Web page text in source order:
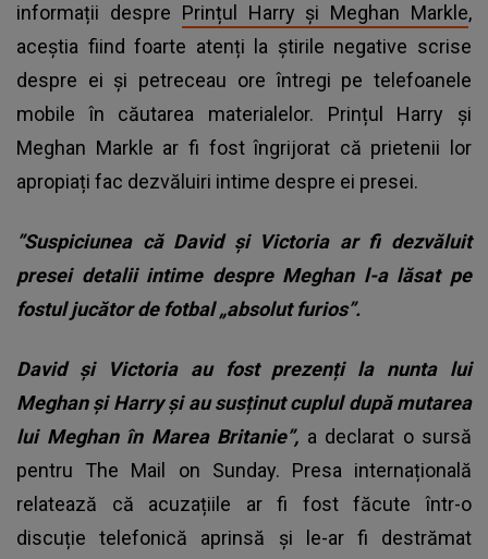
informații despre Prințul Harry și Meghan Markle,
aceștia fiind foarte atenți la știrile negative scrise
despre ei și petreceau ore întregi pe telefoanele
mobile în căutarea materialelor. Prințul Harry și
Meghan Markle ar fi fost îngrijorat că prietenii lor
apropiați fac dezvăluiri intime despre ei presei.
”Suspiciunea că David și Victoria ar fi dezvăluit
presei detalii intime despre Meghan l-a lăsat pe
fostul jucător de fotbal „absolut furios”.
David și Victoria au fost prezenți la nunta lui
Meghan și Harry și au susținut cuplul după mutarea
lui Meghan în Marea Britanie”, a declarat o sursă
pentru The Mail on Sunday. Presa internațională
relatează că acuzațiile ar fi fost făcute într-o
discuție telefonică aprinsă și le-ar fi destrămat